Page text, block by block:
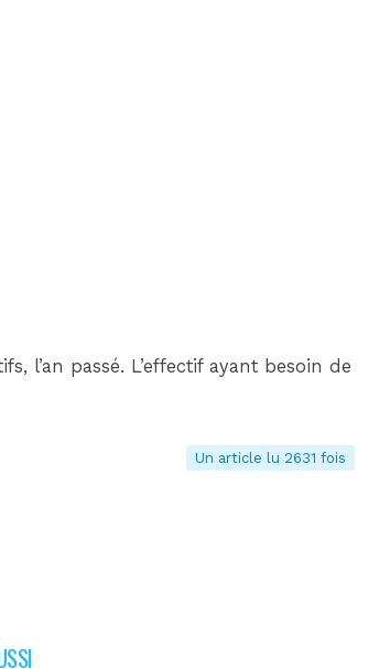
l’an passé. L’effectif ayant besoin de
Un article lu 2631 fois